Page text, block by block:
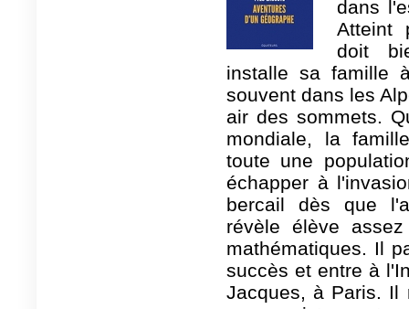
dans
Atteint
doit
installe sa famille
souvent dans les
air des sommets.
mondiale, la
toute une
échapper à
bercail dès que
révèle élève
mathématiques. Il
succès et entre à
Jacques, à Paris. Il